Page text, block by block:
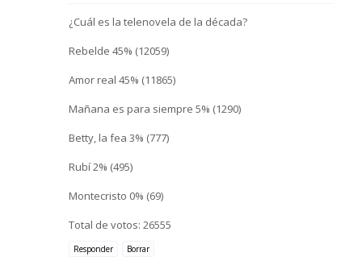
¿Cuál es la telenovela de la década?
Rebelde 45% (12059)
Amor real 45% (11865)
Mañana es para siempre 5% (1290)
Betty, la fea 3% (777)
Rubí 2% (495)
Montecristo 0% (69)
Total de votos: 26555
Responder Borrar